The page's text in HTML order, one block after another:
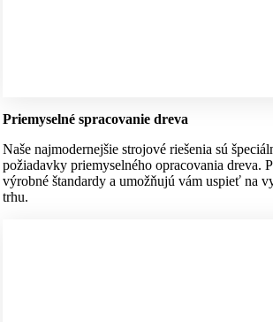
Priemyselné spracovanie dreva
Naše najmodernejšie strojové riešenia sú
požiadavky priemyselného opracovania dreva.
výrobné štandardy a umožňujú vám uspieť na
trhu.